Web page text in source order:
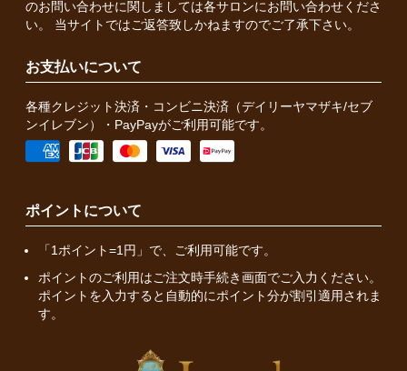
のお問い合わせに関しましては各サロンにお問い合わせくださ
い。 当サイトではご返答致しかねますのでご了承下さい。
お支払いについて
各種クレジット決済・コンビニ決済（デイリーヤマザキ/セブ
ンイレブン）・PayPayがご利用可能です。
ポイントについて
「1ポイント=1円」で、ご利用可能です。
ポイントのご利用はご注文時手続き画面でご入力ください。
ポイントを入力すると自動的にポイント分が割引適用されま
す。